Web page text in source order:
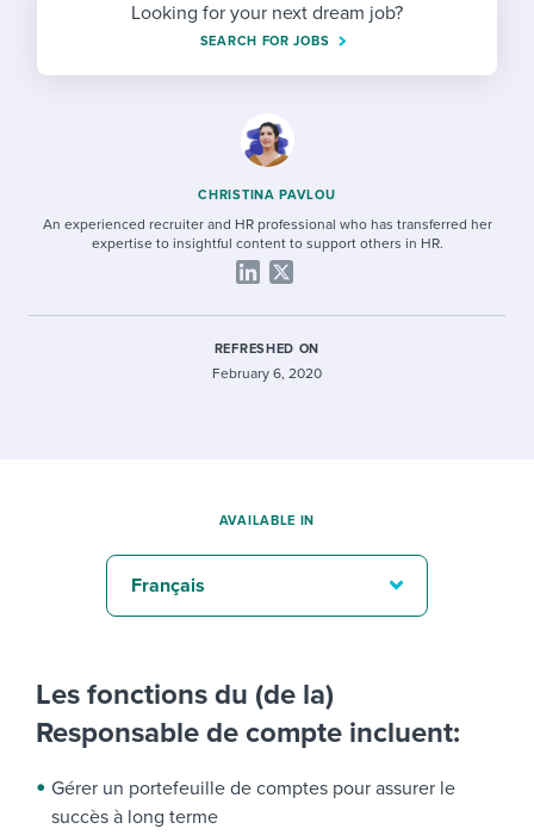
Finding and attracting people
Digitizing work processes
Candidate/employee experiences
Free ebooks & reports
HR terms
Workable Academy
Modern working life
Overall career resources
Looking for your next dream job?
SEARCH FOR JOBS
CHRISTINA PAVLOU
An experienced recruiter and HR professional who has transferred her
expertise to insightful content to support others in HR.
REFRESHED ON
February 6, 2020
Les fonctions du (de la)
Responsable de compte incluent:
Gérer un portefeuille de comptes pour assurer le
succès à long terme
AVAILABLE IN
Français